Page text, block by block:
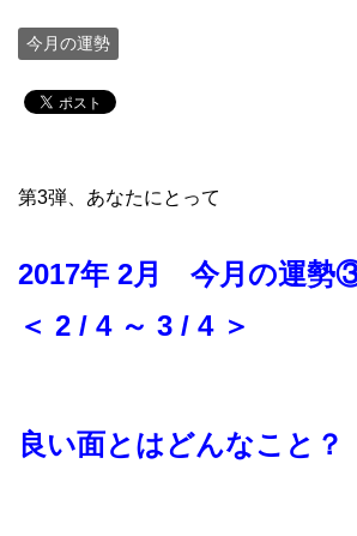
今月の運勢
第3弾、あなたにとって
2017年 2月 今月の運勢
＜ 2 / 4 ～ 3 / 4 ＞
良い面とはどんなこと？